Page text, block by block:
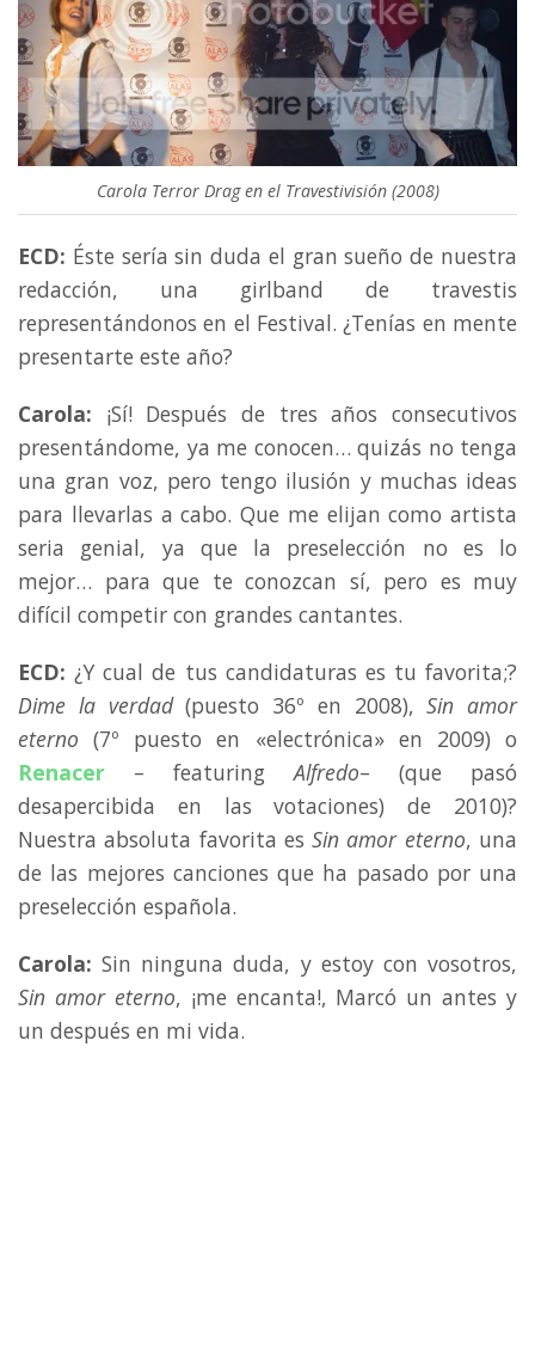
Carola Terror Drag en el Travestivisión (2008)
ECD: Éste sería sin duda el gran sueño de nuestra
redacción, una girlband de travestis
representándonos en el Festival. ¿Tenías en mente
presentarte este año?
Carola: ¡Sí! Después de tres años consecutivos
presentándome, ya me conocen… quizás no tenga
una gran voz, pero tengo ilusión y muchas ideas
para llevarlas a cabo. Que me elijan como artista
seria genial, ya que la preselección no es lo
mejor… para que te conozcan sí, pero es muy
difícil competir con grandes cantantes.
ECD: ¿Y cual de tus candidaturas es tu favorita;?
Dime la verdad(puesto 36º en 2008),Sin amor
eterno (7º puesto en «electrónica» en 2009) o
Renacer – featuringAlfredo– (que pasó
desapercibida en las votaciones) de 2010)?
Nuestra absoluta favorita esSin amor eterno, una
de las mejores canciones que ha pasado por una
preselección española.
Carola: Sin ninguna duda, y estoy con vosotros,
Sin amor eterno, ¡me encanta!, Marcó un antes y
un después en mi vida.